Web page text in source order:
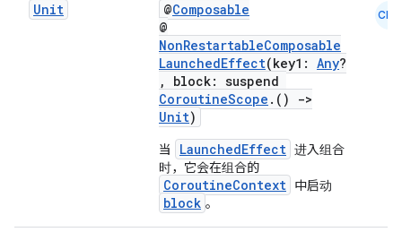
Unit @Composable
@
NonRestartableComposable
LaunchedEffect(key1: Any?
, block: suspend
CoroutineScope .()
->
Unit)
当 LaunchedEffect 进入组合
时，它会在组合的
CoroutineContext 中启动
block 。
CMN